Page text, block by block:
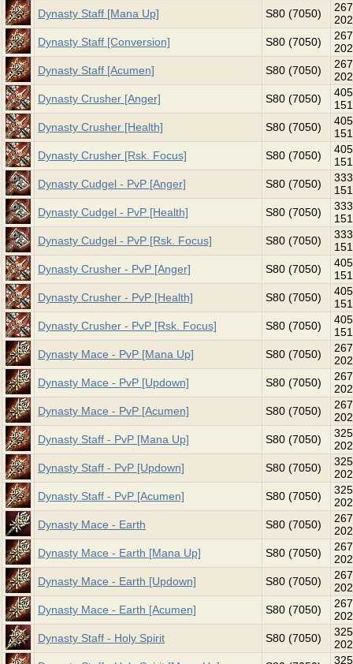
Dynasty Staff [Mana Up]
S80 (7050)
202
Dynasty Staff [Conversion]
S80 (7050)
202
Dynasty Staff [Acumen]
S80 (7050)
202
Dynasty Crusher [Anger]
S80 (7050)
151
Dynasty Crusher [Health]
S80 (7050)
151
Dynasty Crusher [Rsk. Focus]
S80 (7050)
151
Dynasty Cudgel - PvP [Anger]
S80 (7050)
151
Dynasty Cudgel - PvP [Health]
S80 (7050)
151
Dynasty Cudgel - PvP [Rsk. Focus]
S80 (7050)
151
Dynasty Crusher - PvP [Anger]
S80 (7050)
151
Dynasty Crusher - PvP [Health]
S80 (7050)
151
Dynasty Crusher - PvP [Rsk. Focus]
S80 (7050)
151
Dynasty Mace - PvP [Mana Up]
S80 (7050)
202
Dynasty Mace - PvP [Updown]
S80 (7050)
202
Dynasty Mace - PvP [Acumen]
S80 (7050)
202
Dynasty Staff - PvP [Mana Up]
S80 (7050)
202
Dynasty Staff - PvP [Updown]
S80 (7050)
202
Dynasty Staff - PvP [Acumen]
S80 (7050)
202
Dynasty Mace - Earth
S80 (7050)
202
Dynasty Mace - Earth [Mana Up]
S80 (7050)
202
Dynasty Mace - Earth [Updown]
S80 (7050)
202
Dynasty Mace - Earth [Acumen]
S80 (7050)
202
Dynasty Staff - Holy Spirit
S80 (7050)
202